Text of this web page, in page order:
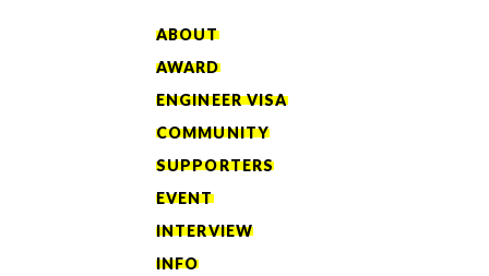
ABOUT
AWARD
ENGINEER VISA
COMMUNITY
SUPPORTERS
EVENT
INTERVIEW
INFO